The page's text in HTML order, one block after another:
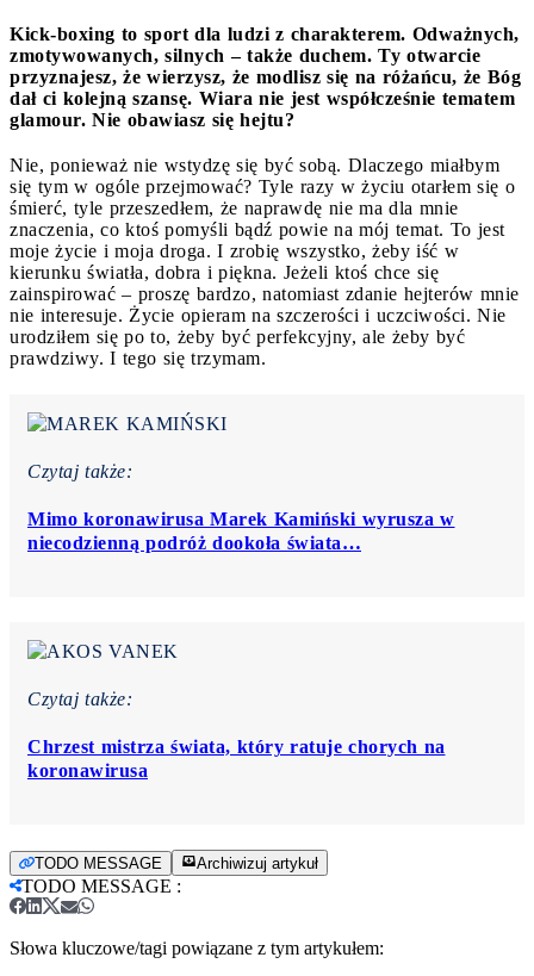
Kick-boxing to sport dla ludzi z charakterem. Odważnych,
zmotywowanych, silnych – także duchem. Ty otwarcie
przyznajesz, że wierzysz, że modlisz się na różańcu, że Bóg
dał ci kolejną szansę. Wiara nie jest współcześnie tematem
glamour. Nie obawiasz się hejtu?
Nie, ponieważ nie wstydzę się być sobą. Dlaczego miałbym
się tym w ogóle przejmować? Tyle razy w życiu otarłem się o
śmierć, tyle przeszedłem, że naprawdę nie ma dla mnie
znaczenia, co ktoś pomyśli bądź powie na mój temat. To jest
moje życie i moja droga. I zrobię wszystko, żeby iść w
kierunku światła, dobra i piękna. Jeżeli ktoś chce się
zainspirować – proszę bardzo, natomiast zdanie hejterów mnie
nie interesuje. Życie opieram na szczerości i uczciwości. Nie
urodziłem się po to, żeby być perfekcyjny, ale żeby być
prawdziwy. I tego się trzymam.
Czytaj także:
Mimo koronawirusa Marek Kamiński wyrusza w
niecodzienną podróż dookoła świata…
Czytaj także:
Chrzest mistrza świata, który ratuje chorych na
koronawirusa
TODO MESSAGE Archiwizuj artykuł
TODO MESSAGE :
Słowa kluczowe/tagi powiązane z tym artykułem: